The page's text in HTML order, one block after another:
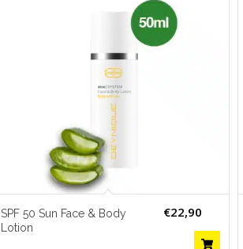
SPF 50 Sun Face & Body
Lotion
€22,90